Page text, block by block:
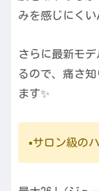
みを感じにくい
さらに最新モ
るので、痛さ
ます✨
▪️サロン級の